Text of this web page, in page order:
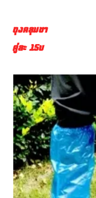
ถุงคลุมขา
คู่ละ 15บ